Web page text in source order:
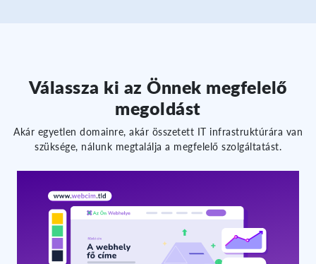
Válassza ki az Önnek megfelelő
megoldást
Akár egyetlen domainre, akár összetett IT infrastruktúrára van
szüksége, nálunk megtalálja a megfelelő szolgáltatást.